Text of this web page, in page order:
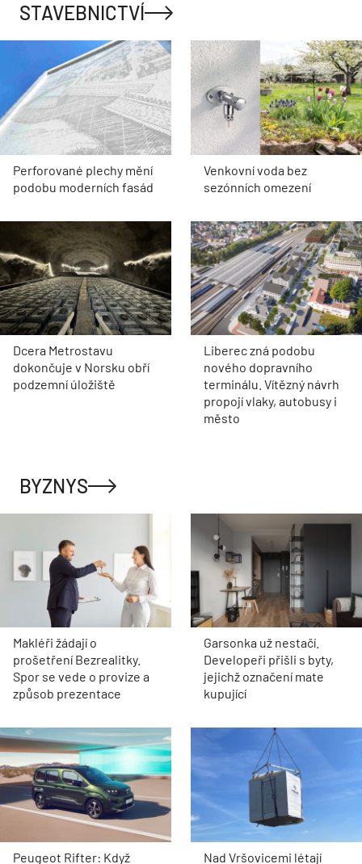
STAVEBNICTVÍ
Perforované plechy mění
podobu moderních fasád
Venkovní voda bez
sezónních omezení
Dcera Metrostavu
dokončuje v Norsku obří
podzemní úložiště
Liberec zná podobu
nového dopravního
terminálu. Vítězný návrh
propojí vlaky, autobusy i
město
BYZNYS
Makléři žádají o
prošetření Bezrealitky.
Spor se vede o provize a
způsob prezentace
Garsonka už nestačí.
Developeři přišli s byty,
jejichž označení mate
kupující
Peugeot Rifter: Když Nad Vršovicemi létají